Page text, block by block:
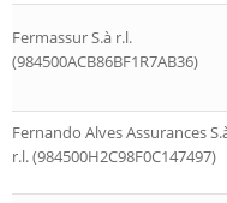
Fermassur S.à r.l.
(984500ACB86BF1R7AB36)
Fernando Alves Assurances
r.l. (984500H2C98F0C147497)